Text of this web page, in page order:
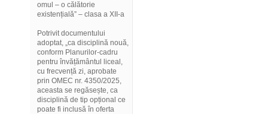
omul – o călătorie
existențială” – clasa a XII-a
Potrivit documentului
adoptat, „ca disciplină nouă,
conform Planurilor-cadru
pentru învățământul liceal,
cu frecvență zi, aprobate
prin OMEC nr. 4350/2025,
aceasta se regăsește, ca
disciplină de tip opțional ce
poate fi inclusă în oferta